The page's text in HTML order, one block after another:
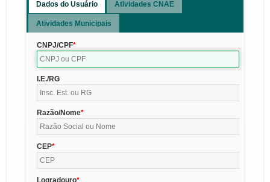
Dados do Usuário Atividades CNAE
Atividades Municipais
CNPJ/CPF
I.E./RG
Razão/Nome
CEP
Logradouro